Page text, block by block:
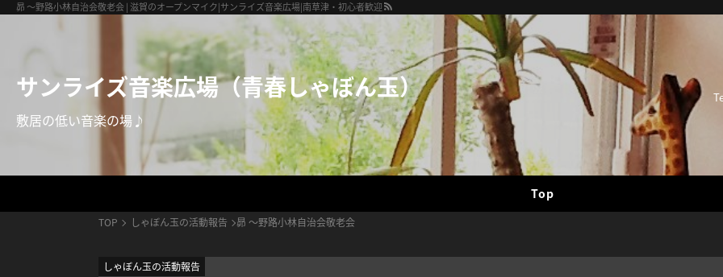
昴 ～野路小林自治会敬老会 | 滋賀のオープンマイク|サンライズ音楽広場|南草津・初心者歓迎
サンライズ音楽広場（青春しゃぼん玉）
敷居の低い音楽の場♪
Top
TOP しゃぼん玉の活動報告 昴 ～野路小林自治会敬老会
しゃぼん玉の活動報告